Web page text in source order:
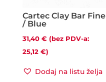
Cartec Clay Bar Fine
/ Blue
31,40 € (bez PDV-a:
25,12 €)
Dodaj na listu želja